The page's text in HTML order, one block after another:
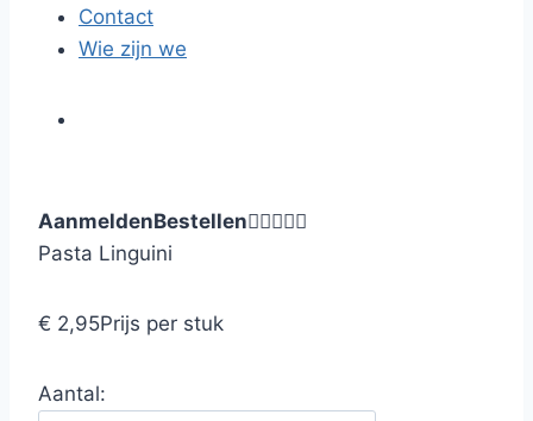
Contact
Wie zijn we
AanmeldenBestellen
Pasta Linguini
€ 2,95Prijs per stuk
Aantal: